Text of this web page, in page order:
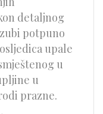
detaljnog
potpuno
upale
u
u
prazne.